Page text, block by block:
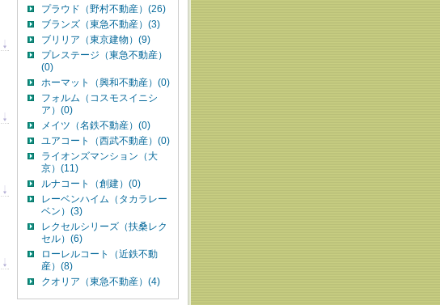
プラウド（野村不動産）(26)
ブランズ（東急不動産）(3)
ブリリア（東京建物）(9)
プレステージ（東急不動産）
(0)
ホーマット（興和不動産）(0)
フォルム（コスモスイニシ
ア）(0)
メイツ（名鉄不動産）(0)
ユアコート（西武不動産）(0)
ライオンズマンション（大
京）(11)
ルナコート（創建）(0)
レーベンハイム（タカラレー
ベン）(3)
レクセルシリーズ（扶桑レク
セル）(6)
ローレルコート（近鉄不動
産）(8)
クオリア（東急不動産）(4)